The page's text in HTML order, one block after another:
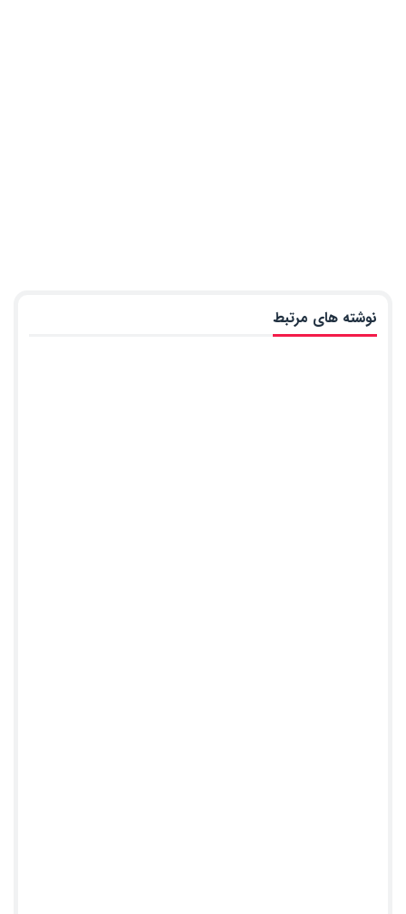
نوشته های مرتبط